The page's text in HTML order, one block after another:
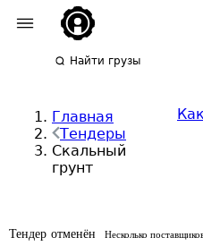
Найти грузы
Главная
Тендеры
Скальный
грунт
Тендер отменён Несколько